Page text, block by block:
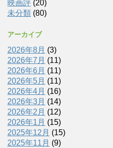
映画評 (20)
未分類 (80)
アーカイブ
2026年8月 (3)
2026年7月 (11)
2026年6月 (11)
2026年5月 (11)
2026年4月 (16)
2026年3月 (14)
2026年2月 (12)
2026年1月 (15)
2025年12月 (15)
2025年11月 (9)